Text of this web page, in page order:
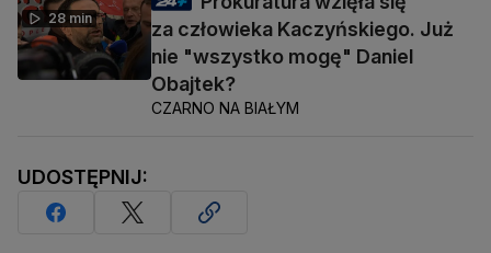
28 min
za człowieka Kaczyńskiego. Już
nie "wszystko mogę" Daniel
Obajtek?
CZARNO NA BIAŁYM
UDOSTĘPNIJ: